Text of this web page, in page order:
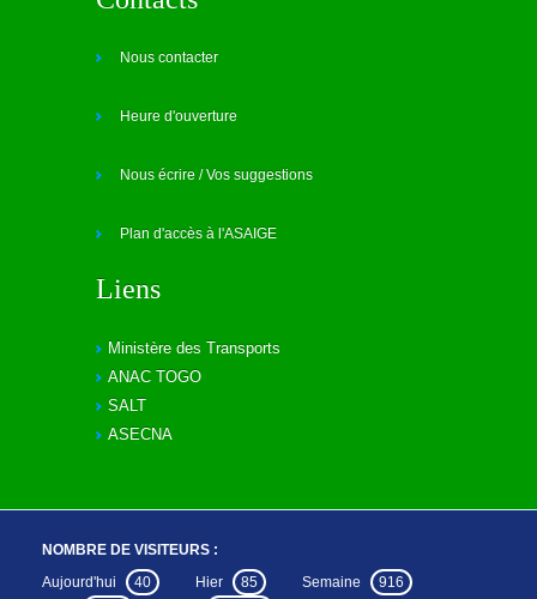
Nous contacter
Heure d'ouverture
Nous écrire / Vos suggestions
Plan d'accès à l'ASAIGE
Liens
Ministère des Transports
ANAC TOGO
SALT
ASECNA
NOMBRE DE VISITEURS :
Aujourd'hui
40 Hier 85 Semaine
916